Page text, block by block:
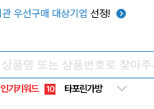
우선구매 대상기업 선정!
인기키워드
6 우산
9 넥쿨러
10 타포린가방